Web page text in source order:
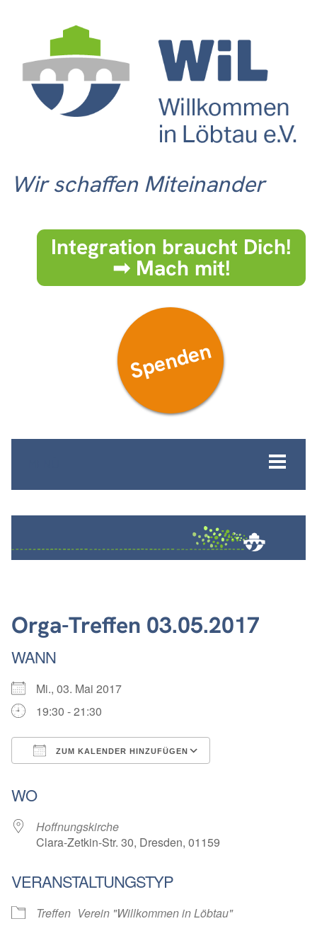
Wir schaffen Miteinander
Integration braucht Dich!
➟ Mach mit!
Spenden
Orga-Treffen 03.05.2017
WANN
Mi., 03. Mai 2017
19:30 - 21:30
ZUM KALENDER HINZUFÜGEN
WO
Hoffnungskirche
Clara-Zetkin-Str. 30, Dresden, 01159
VERANSTALTUNGSTYP
Treffen Verein "Willkommen in Löbtau"